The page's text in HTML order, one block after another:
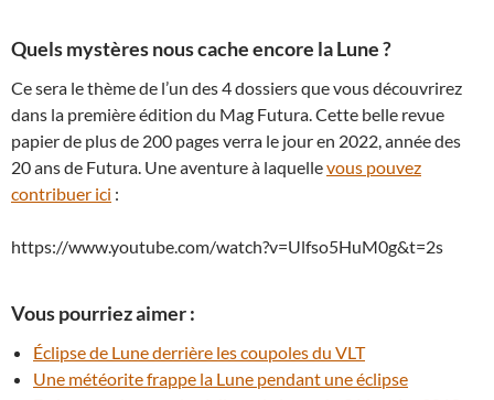
Quels mystères nous cache encore la Lune ?
Ce sera le thème de l’un des 4 dossiers que vous découvrirez
dans la première édition du Mag Futura. Cette belle revue
papier de plus de 200 pages verra le jour en 2022, année des
20 ans de Futura. Une aventure à laquellevous pouvez
contribuer ici :
https://www.youtube.com/watch?v=Ulfso5HuM0g&t=2s
Vous pourriez aimer :
Éclipse de Lune derrière les coupoles du VLT
Une météorite frappe la Lune pendant une éclipse